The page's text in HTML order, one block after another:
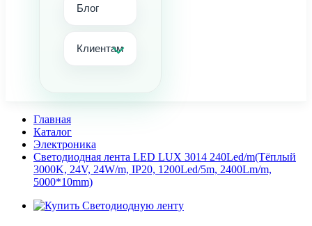
Блог
Клиентам
Главная
Каталог
Электроника
Светодиодная лента LED LUX 3014 240Led/m(Тёплый
3000K, 24V, 24W/m, IP20, 1200Led/5m, 2400Lm/m,
5000*10mm)